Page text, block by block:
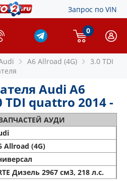
Запрос по VIN
0
A6 Allroad (4G)
3.0 TDI
Audi A6
TDI quattro 2014 -
АУДИ
Allroad (4G)
Дизель 2967 см3, 218 л.с.